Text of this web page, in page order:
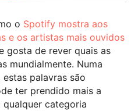
o Spotify mostra aos
e os artistas mais ouvidos
gosta de rever quais as
mundialmente. Numa
palavras são
ter prendido mais a
qualquer categoria